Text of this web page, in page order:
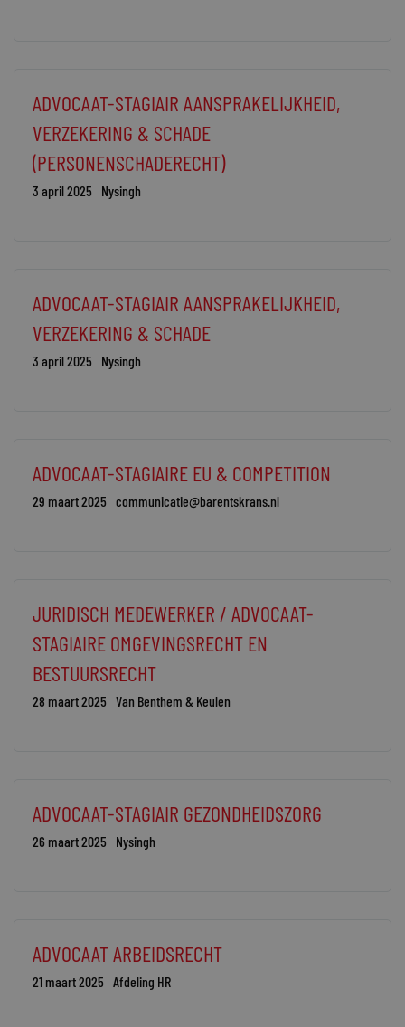
ADVOCAAT-STAGIAIR AANSPRAKELIJKHEID,
VERZEKERING & SCHADE
(PERSONENSCHADERECHT)
3 april 2025 Nysingh
ADVOCAAT-STAGIAIR AANSPRAKELIJKHEID,
VERZEKERING & SCHADE
3 april 2025 Nysingh
ADVOCAAT-STAGIAIRE EU & COMPETITION
29 maart 2025 communicatie@barentskrans.nl
JURIDISCH MEDEWERKER / ADVOCAAT-
STAGIAIRE OMGEVINGSRECHT EN
BESTUURSRECHT
28 maart 2025 Van Benthem & Keulen
ADVOCAAT-STAGIAIR GEZONDHEIDSZORG
26 maart 2025 Nysingh
ADVOCAAT ARBEIDSRECHT
21 maart 2025 Afdeling HR